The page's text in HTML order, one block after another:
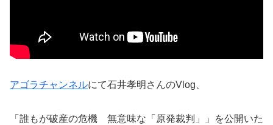
アゴラチャンネルにて石井孝明さんのVlog、
「誰もが破産の危機 無意味な「原発裁判」」を公開いた